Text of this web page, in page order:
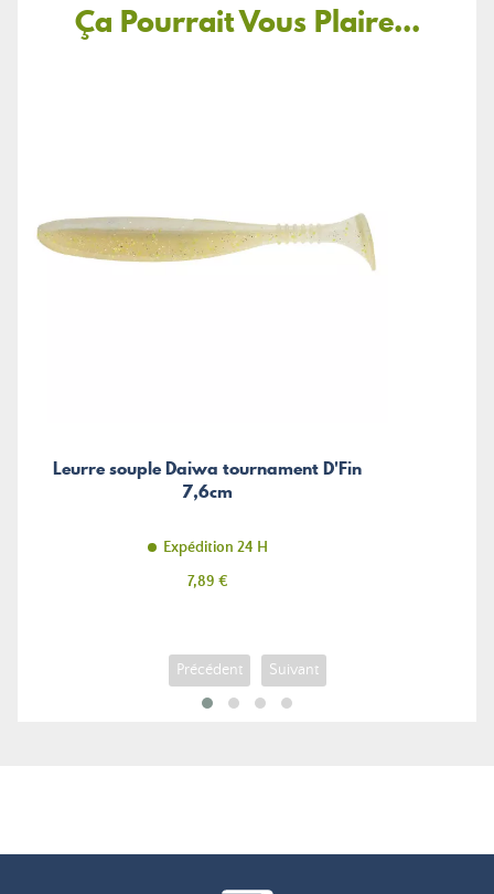
Ça Pourrait Vous Plaire...
Leurre souple Daiwa tournament D'Fin
7,6cm
Expédition 24 H
Prix
7,89 €
Précédent Suivant